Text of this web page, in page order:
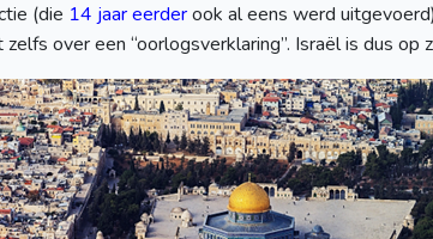
(die 14 jaar eerderook al eens werd
over een “oorlogsverklaring”. Israël is dus op